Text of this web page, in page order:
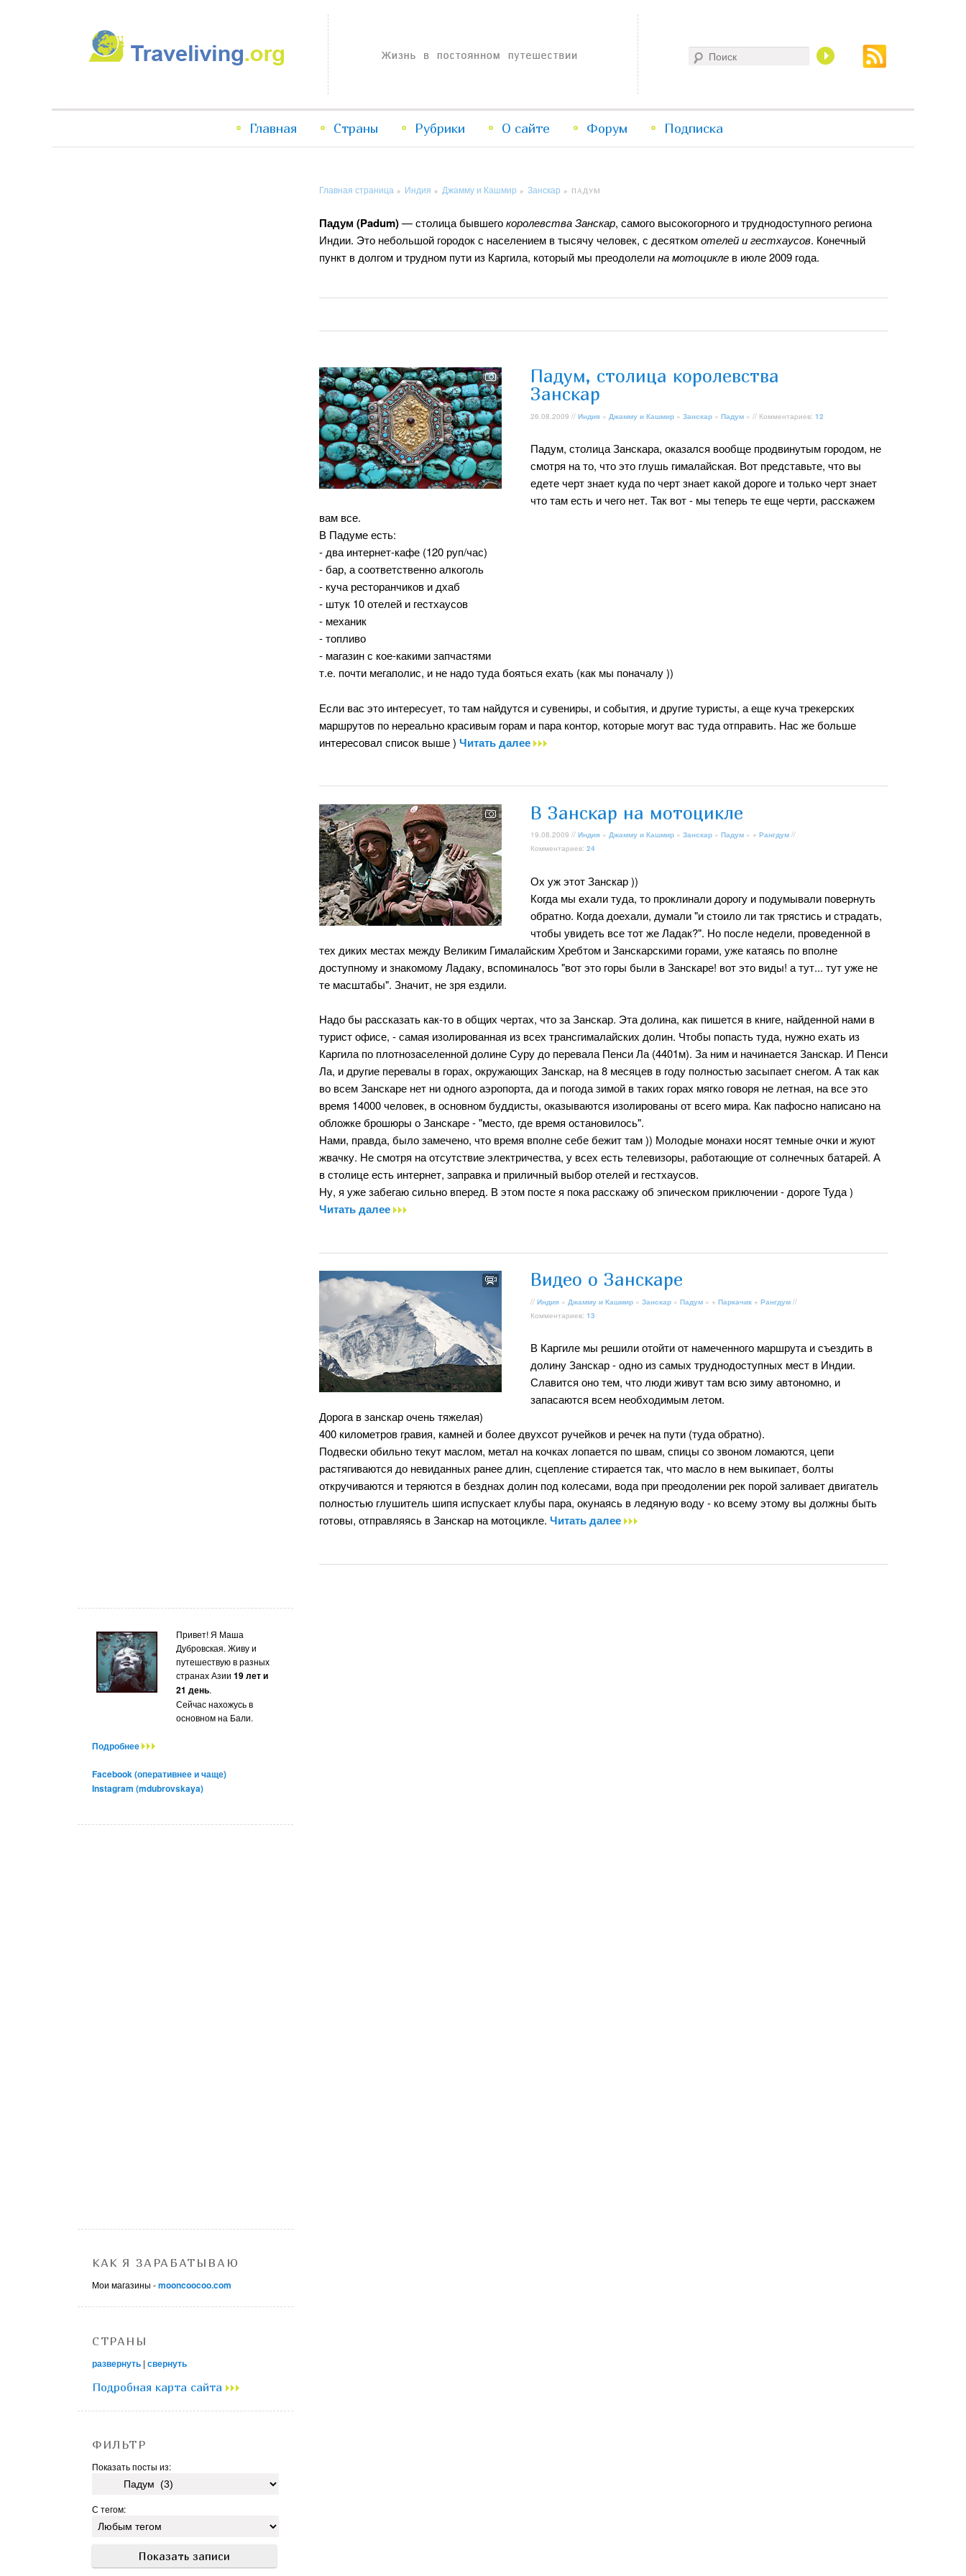
Traveliving
Жизнь в постоянном путешествии
Перейти
содержимому
Перейти
содержимому
Главная Страны Рубрики О сайте Форум Подписка
Главная страница » Индия » Джамму и Кашмир » Занскар » ПАДУМ
Падум (Padum)— столица бывшегокоролевства Занскар, самого высокогорного и труднодоступного региона
Индии. Это небольшой городок с населением в тысячу человек, с десяткомотелей и гестхаусов. Конечный
пункт в долгом и трудном пути из Каргила, который мы преодолелина мотоцикле в июле 2009 года.
Падум, столица королевства
Занскар
26.08.2009 // Индия » Джамму и Кашмир » Занскар » Падум » // Комментариев: 12
Падум, столица Занскара, оказался вообще продвинутым городом, не
смотря на то, что это глушь гималайская. Вот представьте, что вы
едете черт знает куда по черт знает какой дороге и только черт знает
что там есть и чего нет. Так вот - мы теперь те еще черти, расскажем
вам все.
В Падуме есть:
- два интернет-кафе (120 руп/час)
- бар, а соответственно алкоголь
- куча ресторанчиков и дхаб
- штук 10 отелей и гестхаусов
- механик
- топливо
- магазин с кое-какими запчастями
т.е. почти мегаполис, и не надо туда бояться ехать (как мы поначалу ))
Если вас это интересует, то там найдутся и сувениры, и события, и другие туристы, а еще куча трекерских
маршрутов по нереально красивым горам и пара контор, которые могут вас туда отправить. Нас же больше
интересовал список выше ) Читать далее
В Занскар на мотоцикле
19.08.2009 // Индия » Джамму и Кашмир » Занскар » Падум » + Рангдум //
Комментариев: 24
Ох уж этот Занскар ))
Когда мы ехали туда, то проклинали дорогу и подумывали повернуть
обратно. Когда доехали, думали "и стоило ли так трястись и страдать,
чтобы увидеть все тот же Ладак?". Но после недели, проведенной в
тех диких местах между Великим Гималайским Хребтом и Занскарскими горами, уже катаясь по вполне
доступному и знакомому Ладаку, вспоминалось "вот это горы были в Занскаре! вот это виды! а тут... тут уже не
те масштабы". Значит, не зря ездили.
Надо бы рассказать как-то в общих чертах, что за Занскар. Эта долина, как пишется в книге, найденной нами в
турист офисе, - самая изолированная из всех трансгималайских долин. Чтобы попасть туда, нужно ехать из
Каргила по плотнозаселенной долине Суру до перевала Пенси Ла (4401м). За ним и начинается Занскар. И Пенси
Ла, и другие перевалы в горах, окружающих Занскар, на 8 месяцев в году полностью засыпает снегом. А так как
во всем Занскаре нет ни одного аэропорта, да и погода зимой в таких горах мягко говоря не летная, на все это
время 14000 человек, в основном буддисты, оказываются изолированы от всего мира. Как пафосно написано на
обложке брошюры о Занскаре - "место, где время остановилось".
Нами, правда, было замечено, что время вполне себе бежит там )) Молодые монахи носят темные очки и жуют
жвачку. Не смотря на отсутствие электричества, у всех есть телевизоры, работающие от солнечных батарей. А
в столице есть интернет, заправка и приличный выбор отелей и гестхаусов.
Ну, я уже забегаю сильно вперед. В этом посте я пока расскажу об эпическом приключении - дороге Туда )
Читать далее
Видео о Занскаре
// Индия » Джамму и Кашмир » Занскар » Падум » + Паркачик + Рангдум //
Комментариев: 13
В Каргиле мы решили отойти от намеченного маршрута и съездить в
долину Занскар - одно из самых труднодоступных мест в Индии.
Славится оно тем, что люди живут там всю зиму автономно, и
запасаются всем необходимым летом.
Дорога в занскар очень тяжелая)
400 километров гравия, камней и более двухсот ручейков и речек на пути (туда обратно).
Подвески обильно текут маслом, метал на кочках лопается по швам, спицы со звоном ломаются, цепи
растягиваются до невиданных ранее длин, сцепление стирается так, что масло в нем выкипает, болты
откручиваются и теряются в безднах долин под колесами, вода при преодолении рек порой заливает двигатель
полностью глушитель шипя испускает клубы пара, окунаясь в ледяную воду - ко всему этому вы должны быть
готовы, отправляясь в Занскар на мотоцикле. Читать далее
Привет! Я Маша
Дубровская. Живу и
путешествую в разных
странах Азии 19 лет и
21 день.
Сейчас нахожусь в
основном на Бали.
Подробнее
Facebook (оперативнее и чаще)
Instagram (mdubrovskaya)
КАК Я ЗАРАБАТЫВАЮ
Мои магазины -mooncoocoo.com
СТРАНЫ
развернуть | свернуть
Подробная карта сайта
ФИЛЬТР
Показать посты из:
С тегом: